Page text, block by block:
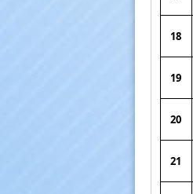
18
19
20
21